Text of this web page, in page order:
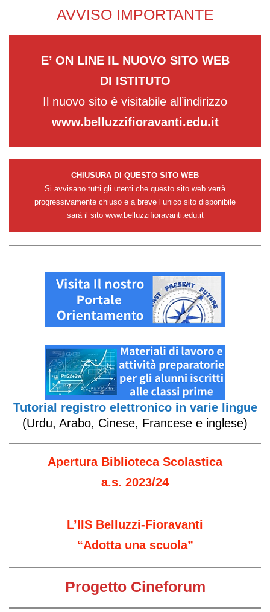
AVVISO IMPORTANTE
E’ ON LINE IL NUOVO SITO WEB
DI ISTITUTO
Il nuovo sito è visitabile all’indirizzo
www.belluzzifioravanti.edu.it
CHIUSURA DI QUESTO SITO WEB
Si avvisano tutti gli utenti che questo sito web verrà
progressivamente chiuso e a breve l’unico sito disponibile
sarà il sito www.belluzzifioravanti.edu.it
Tutorial registro elettronico in varie lingue
(Urdu, Arabo, Cinese, Francese e inglese)
Apertura Biblioteca Scolastica
a.s. 2023/24
L’IIS Belluzzi-Fioravanti
“Adotta una scuola”
Progetto Cineforum